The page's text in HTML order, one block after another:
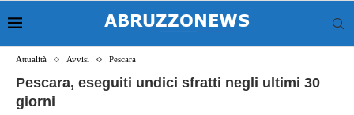
Attualità Avvisi Pescara
Pescara, eseguiti undici sfratti negli ultimi 30
giorni